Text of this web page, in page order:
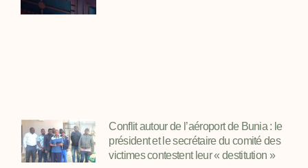
Conflit autour de l’aéroport de Bunia : le
président et le secrétaire du comité des
victimes contestent leur « destitution »